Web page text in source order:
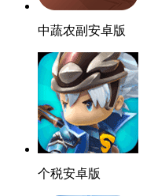
中蔬农副安卓版
个税安卓版